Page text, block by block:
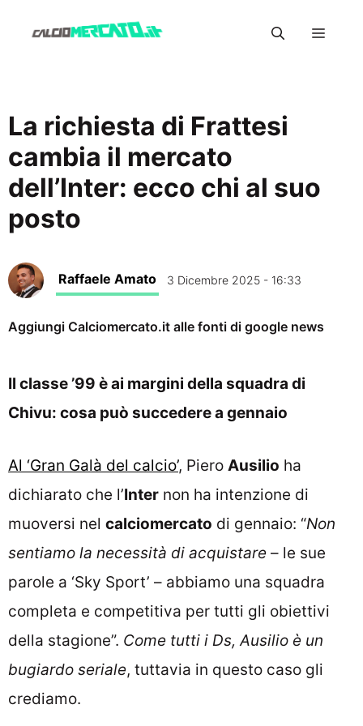
Menu
La richiesta di Frattesi
cambia il mercato
dell’Inter: ecco chi al suo
posto
Raffaele Amato 3 Dicembre 2025 - 16:33
Aggiungi Calciomercato.it alle fonti di google news
Il classe ’99 è ai margini della squadra di
Chivu: cosa può succedere a gennaio
Al ‘Gran Galà del calcio’, Piero Ausilio ha
dichiarato che l’Inter non ha intenzione di
muoversi nel calciomercato di gennaio: “Non
sentiamo la necessità di acquistare – le sue
parole a ‘Sky Sport’ – abbiamo una squadra
completa e competitiva per tutti gli obiettivi
della stagione”. Come tutti i Ds, Ausilio è un
bugiardo seriale, tuttavia in questo caso gli
crediamo.